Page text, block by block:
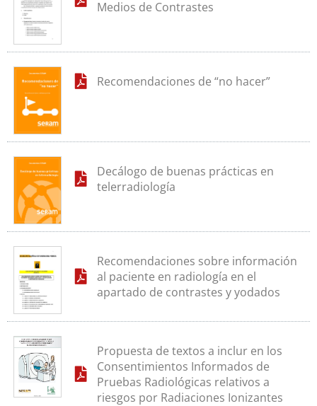
Medios de Contrastes
Recomendaciones de “no hacer”
Decálogo de buenas prácticas en
telerradiología
Recomendaciones sobre información
al paciente en radiología en el
apartado de contrastes y yodados
Propuesta de textos a inclur en los
Consentimientos Informados de
Pruebas Radiológicas relativos a
riesgos por Radiaciones Ionizantes